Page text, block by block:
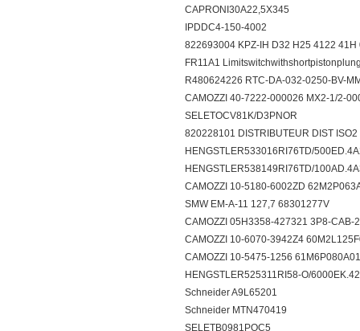
CAPRONI30A22,5X345
IPDDC4-150-4002
822693004 KPZ-IH D32 H25 4122
FR11A1
R480624226 RTC-DA-032-0250-BV-
CAMOZZI 40-7222-000026 MX2-1/2-
SELETOCV81K/D3PNOR
820228101 DISTRIBUTEUR DIST
HENGSTLER533016RI76TD/
HENGSTLER538149RI76TD/
CAMOZZI 10-5180-6002ZD
SMW EM-A-11 127,7 68301277V
CAMOZZI 05H3358-427321 3P8-
CAMOZZI 10-6070-3942Z4
CAMOZZI 10-5475-1256
HENGSTLER525311RI58-O/
Schneider A9L65201
Schneider MTN470419
SELETB0981POC5